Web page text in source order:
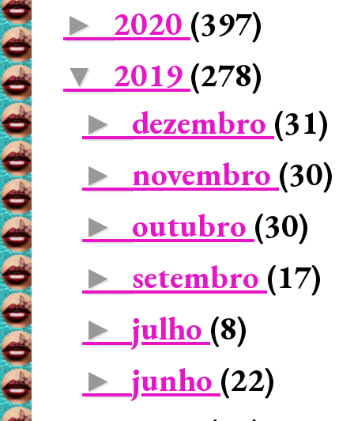
► 2020 (397)
▼ 2019 (278)
► dezembro (31)
► novembro (30)
► outubro (30)
► setembro (17)
► julho (8)
► junho (22)